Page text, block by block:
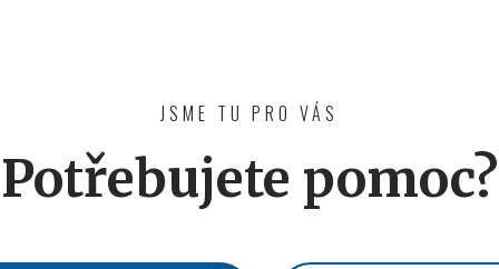
JSME TU PRO VÁS
Potřebujete pomoc?